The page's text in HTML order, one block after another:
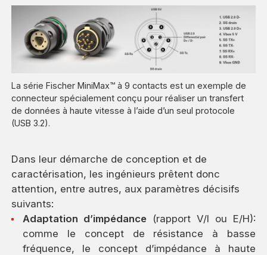
La série Fischer MiniMax™ à 9 contacts est un exemple de
connecteur spécialement conçu pour réaliser un transfert
de données à haute vitesse à l’aide d’un seul protocole
(USB 3.2).
Dans leur démarche de conception et de
caractérisation, les ingénieurs prêtent donc
attention, entre autres, aux paramètres décisifs
suivants:
Adaptation d’impédance (rapport V/I ou E/H):
comme le concept de résistance à basse
fréquence, le concept d’impédance à haute